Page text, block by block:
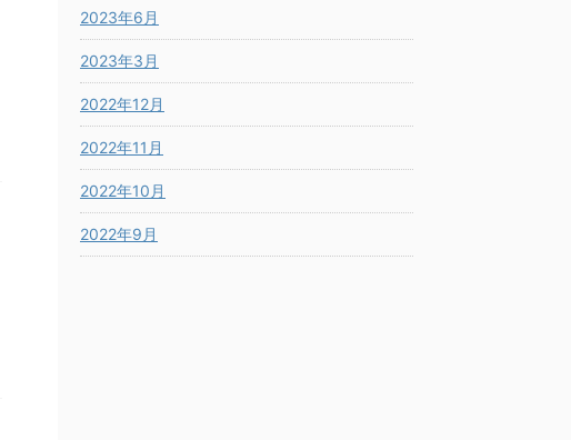
2023年6月
2023年3月
2022年12月
2022年11月
2022年10月
2022年9月